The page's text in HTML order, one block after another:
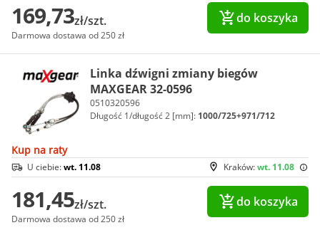
169,73zł/szt.
Darmowa dostawa od 250 zł
do koszyka
Linka dźwigni zmiany biegów
MAXGEAR 32-0596
0510320596
Długość 1/długość 2 [mm]: 1000/725+971/712
Kup na raty
Kraków:wt. 11.08
U ciebie:wt. 11.08
181,45zł/szt.
Darmowa dostawa od 250 zł
do koszyka